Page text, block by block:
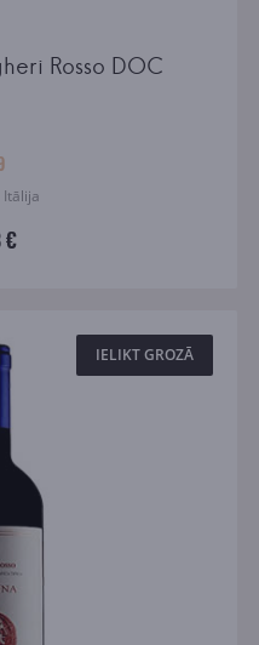
Rosso DOC
Itālija
€
IELIKT GROZĀ